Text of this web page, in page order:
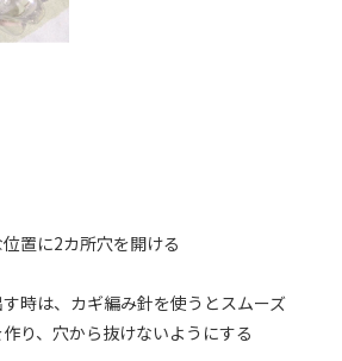
置に2カ所穴を開ける
時は、カギ編み針を使うとスムーズ
り、穴から抜けないようにする